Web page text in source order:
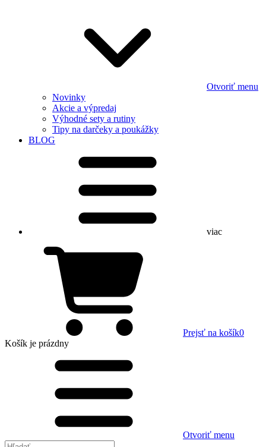
Otvoriť menu
Novinky
Akcie a výpredaj
Výhodné sety a rutiny
Tipy na darčeky a poukážky
BLOG
viac
Prejsť na košík0
Košík je prázdny
Otvoriť menu